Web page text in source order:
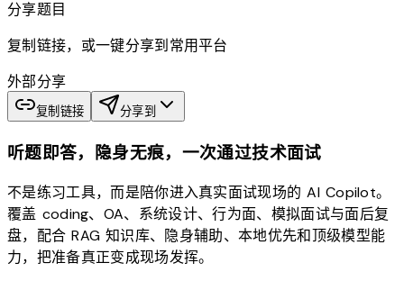
分享题目
复制链接，或一键分享到常用平台
外部分享
复制链接 分享到
听题即答，隐身无痕，一次通过技术面试
不是练习工具，而是陪你进入真实面试现场的 AI Copilot。
覆盖 coding、OA、系统设计、行为面、模拟面试与面后复
盘，配合 RAG 知识库、隐身辅助、本地优先和顶级模型能
力，把准备真正变成现场发挥。